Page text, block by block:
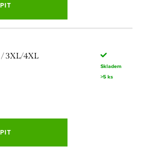
/ 3XL/4XL
Skladem
>5 ks